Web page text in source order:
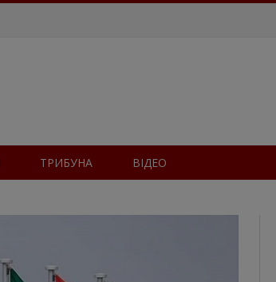
ТРИБУНА ВІДЕО